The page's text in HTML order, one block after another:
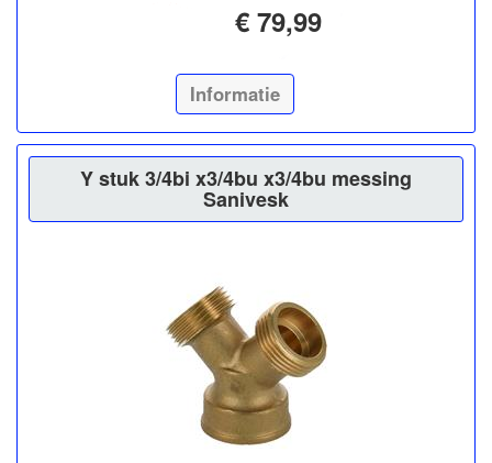
€ 79,99
Informatie
Y stuk 3/4bi x3/4bu x3/4bu messing
Sanivesk